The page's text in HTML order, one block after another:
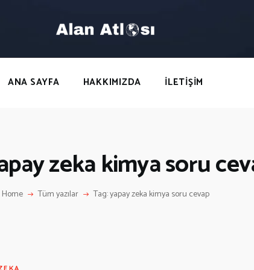
ANA SAYFA HAKKIMIZDA İLETIŞIM
zeka kimya soru
Home Tüm yazılar Tag: yapay zeka kimya soru cevap